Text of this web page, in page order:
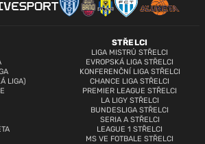
LIGA)
STŘELCI
LIGA MISTRŮ STŘELCI
EVROPSKÁ LIGA STŘELCI
KONFERENČNÍ LIGA STŘELCI
CHANCE LIGA STŘELCI
PREMIER LEAGUE STŘELCI
LA LIGY STŘELCI
BUNDESLIGA STŘELCI
SERIA A STŘELCI
LEAGUE 1 STŘELCI
MS VE FOTBALE STŘELCI